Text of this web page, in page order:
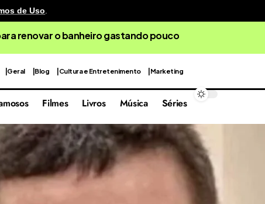
de Uso.
renovar o banheiro gastando pouco
Geral Blog Cultura e Entretenimento Marketing
Filmes Livros Música Séries